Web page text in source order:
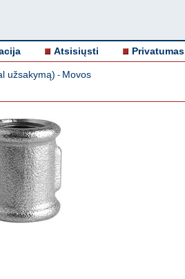
Atsisiųsti Privatumas
užsakymą) - Movos